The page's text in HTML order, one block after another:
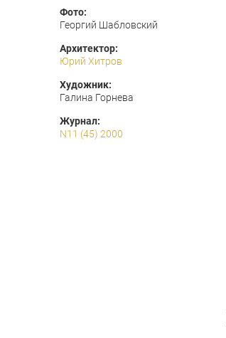
Фото:
Георгий Шабловский
Архитектор:
Юрий Хитров
Художник:
Галина Горнева
Журнал:
N11 (45) 2000